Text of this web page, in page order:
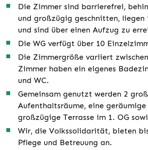
Die Zimmer sind barrierefrei,
und großzügig geschnitten, liegen
und sind über einen Aufzug zu
Die WG verfügt über 10
Die Zimmergröße variiert
Zimmer haben ein eigenes
und WC.
Gemeinsam genutzt werden 2
Aufenthaltsräume, eine geräumige
großzügige Terrasse im 1. OG
Wir, die Volkssolidarität, bieten
Pflege und Betreuung an.